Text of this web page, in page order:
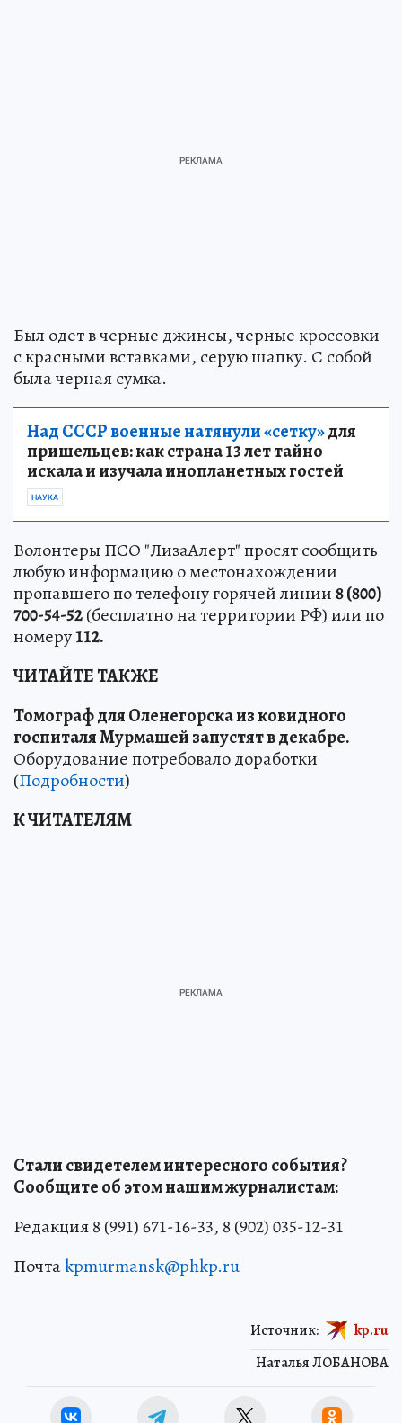
Был одет в черные джинсы, черные кроссовки
с красными вставками, серую шапку. С собой
была черная сумка.
Над СССР военные натянули «сетку»для
пришельцев: как страна 13 лет тайно
искала и изучала инопланетных гостей
НАУКА
Волонтеры ПСО "ЛизаАлерт" просят сообщить
любую информацию о местонахождении
пропавшего по телефону горячей линии8 (800)
700-54-52(бесплатно на территории РФ) или по
номеру112.
ЧИТАЙТЕ ТАКЖЕ
Томограф для Оленегорска из ковидного
госпиталя Мурмашей запустят в декабре.
Оборудование потребовало доработки
(Подробности)
К ЧИТАТЕЛЯМ
Стали свидетелем интересного события?
Сообщите об этом нашим журналистам:
Редакция 8 (991) 671-16-33, 8 (902) 035-12-31
Почтаkpmurmansk@phkp.ru
Наталья ЛОБАНОВА
Источник: kp.ru